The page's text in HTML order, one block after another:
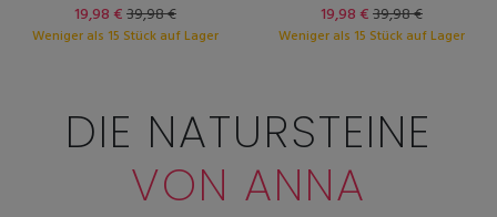
19,98 €39,98 €
Weniger als 15 Stück auf Lager
19,98 €39,98 €
Weniger als 15 Stück auf Lager
DIE NATURSTEINE
VON ANNA